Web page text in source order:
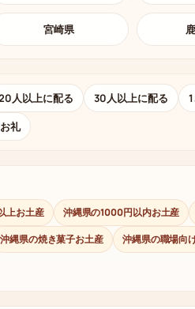
宮崎県
人以上に配る 30人以上に配る
礼
上お土産 沖縄県の1000円以内お土産
沖縄県の焼き菓子お土産 沖縄県の職場向